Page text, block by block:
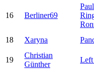
16 Berliner69
18 Xaryna
19
Christian
Günther